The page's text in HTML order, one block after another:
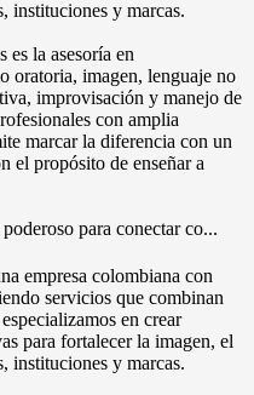
instituciones y marcas.
es la asesoría en
oratoria, imagen, lenguaje no
improvisación y manejo de
con amplia
marcar la diferencia con un
el propósito de enseñar a
para conectar co...
empresa colombiana con
servicios que combinan
en crear
para fortalecer la imagen, el
instituciones y marcas.